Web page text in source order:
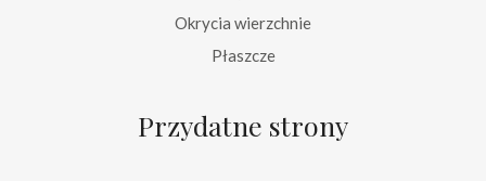
Okrycia wierzchnie
Płaszcze
Przydatne strony